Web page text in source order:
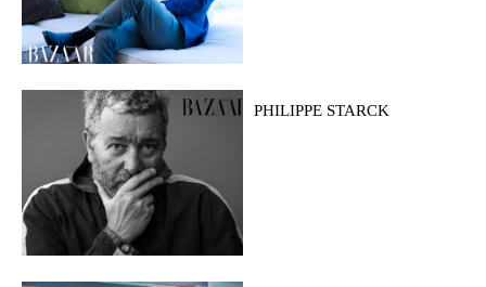
PHILIPPE STARCK